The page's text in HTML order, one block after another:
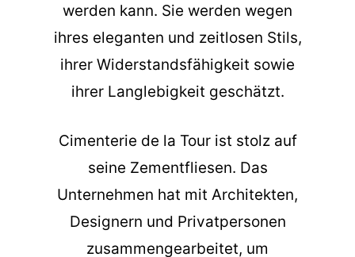
werden kann. Sie werden wegen
ihres eleganten und zeitlosen Stils,
ihrer Widerstandsfähigkeit sowie
ihrer Langlebigkeit geschätzt.
Cimenterie de la Tour ist stolz auf
seine Zementfliesen. Das
Unternehmen hat mit Architekten,
Designern und Privatpersonen
zusammengearbeitet, um